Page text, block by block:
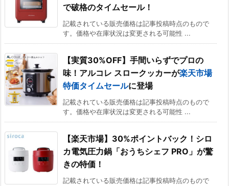
で破格のタイムセール！
記載されている販売価格は記事投稿時点のもので
す。価格や在庫状況は変更される可能性 ...
【実質30%OFF】手間いらずでプロの
味！アルコレ スロークッカーが楽天市場
特価タイムセールに登場
記載されている販売価格は記事投稿時点のもので
す。価格や在庫状況は変更される可能性 ...
【楽天市場】30%ポイントバック！シロ
カ電気圧力鍋「おうちシェフ PRO」が驚
きの特価！
記載されている販売価格は記事投稿時点のもので